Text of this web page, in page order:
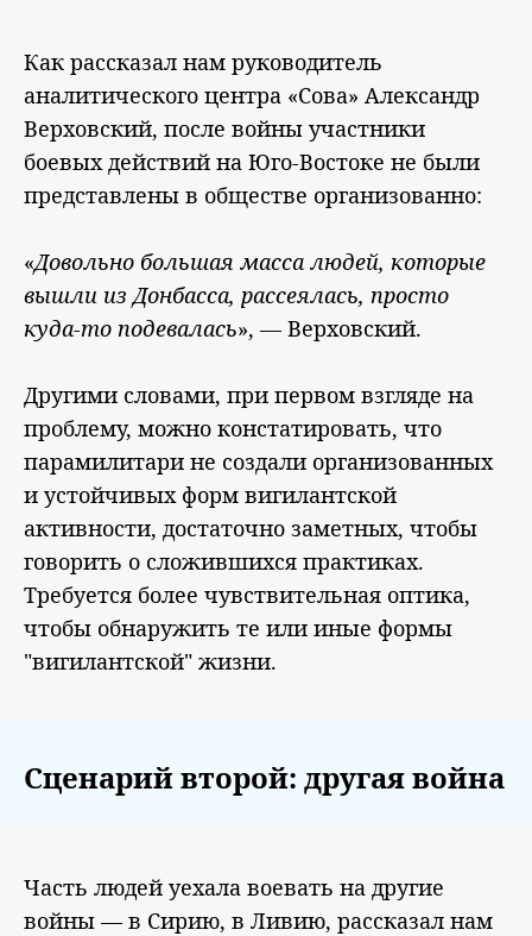
Как рассказал нам руководитель
аналитического центра «Сова» Александр
Верховский, после войны участники
боевых действий на Юго-Востоке не были
представлены в обществе организованно:
«Довольно большая масса людей, которые
вышли из Донбасса, рассеялась, просто
куда-то подевалась», — Верховский.
Другими словами, при первом взгляде на
проблему, можно констатировать, что
парамилитари не создали организованных
и устойчивых форм вигилантской
активности, достаточно заметных, чтобы
говорить о сложившихся практиках.
Требуется более чувствительная оптика,
чтобы обнаружить те или иные формы
"вигилантской" жизни.
Сценарий второй: другая война
Часть людей уехала воевать на другие
войны — в Сирию, в Ливию, рассказал нам